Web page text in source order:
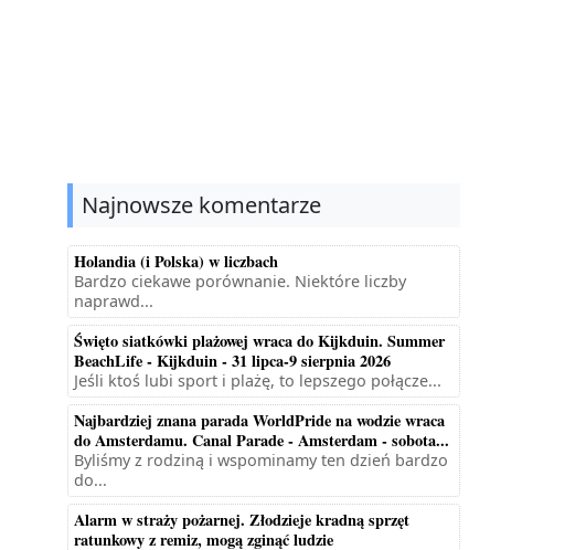
Najnowsze komentarze
Holandia (i Polska) w liczbach
Bardzo ciekawe porównanie. Niektóre liczby
naprawd...
Święto siatkówki plażowej wraca do Kijkduin. Summer
BeachLife - Kijkduin - 31 lipca-9 sierpnia 2026
Jeśli ktoś lubi sport i plażę, to lepszego połącze...
Najbardziej znana parada WorldPride na wodzie wraca
do Amsterdamu. Canal Parade - Amsterdam - sobota...
Byliśmy z rodziną i wspominamy ten dzień bardzo
do...
Alarm w straży pożarnej. Złodzieje kradną sprzęt
ratunkowy z remiz, mogą zginąć ludzie